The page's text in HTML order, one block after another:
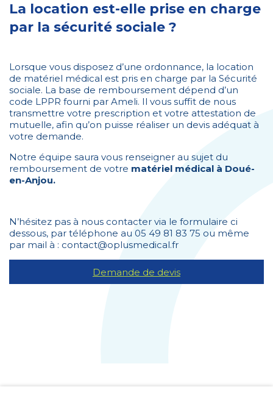
La location est-elle prise en charge
par la sécurité sociale ?
Lorsque vous disposez d’une ordonnance, la location
de matériel médical est pris en charge par la Sécurité
sociale. La base de remboursement dépend d’un
code LPPR fourni par Ameli. Il vous suffit de nous
transmettre votre prescription et votre attestation de
mutuelle, afin qu’on puisse réaliser un devis adéquat à
votre demande.
Notre équipe saura vous renseigner au sujet du
remboursement de votre matériel médical à Doué-
en-Anjou.
N’hésitez pas à nous contacter via le formulaire ci
dessous, par téléphone au 05 49 81 83 75 ou même
par mail à : contact@oplusmedical.fr
Demande de devis